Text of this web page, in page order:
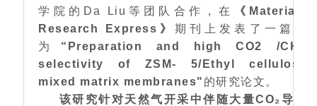
学院的Da Liu等团队合作，在
《Materials
Research Express》 期刊上发表了一篇题
为 “Preparation and high CO2 /CH4
selectivity of ZSM- 5/Ethyl cellulose
mixed matrix membranes" 的研究论文。
该研究针对天然气开采中伴随大量CO₂导致